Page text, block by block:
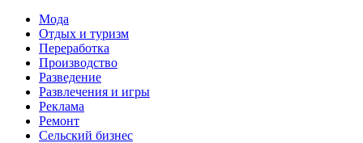
Мода
Отдых и туризм
Переработка
Производство
Разведение
Развлечения и игры
Реклама
Ремонт
Сельский бизнес